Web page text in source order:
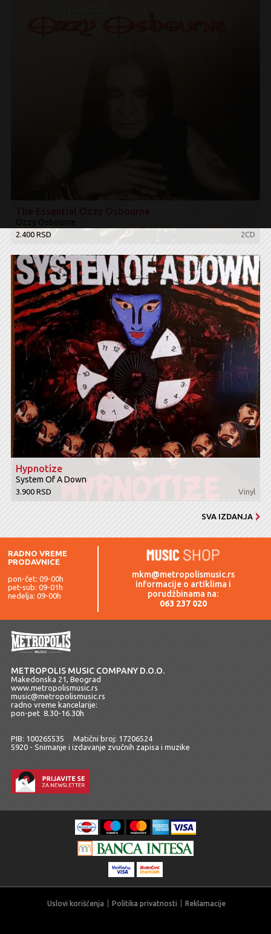
Ozzy Osbourne
2.400 RSD 2CD
Hypnotize
System Of A Down
3.900 RSD Vinyl
SVA IZDANJA
RADNO VREME
PRODAVNICE
pon-čet: 09-00h
pet-sub: 09-01h
nedelja: 09-00h
mkm@metropolismusic.rs
informacije o artiklima i
porudžbinama na:
063 237 020
METROPOLIS MUSIC COMPANY D.O.O.
Makedonska 21, Beograd
www.metropolismusic.rs
music@metropolismusic.rs
radno vreme kancelarije:
pon-pet 8.30-16.30h
PIB: 100265535 Matični broj: 17206524
5920 - Snimanje i izdavanje zvučnih zapisa i muzike
Uslovi korišćenja Politika privatnosti Reklamacije